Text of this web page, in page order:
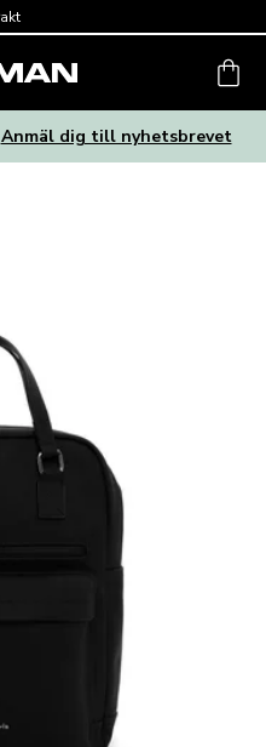
Anmäl dig till nyhetsbrevet